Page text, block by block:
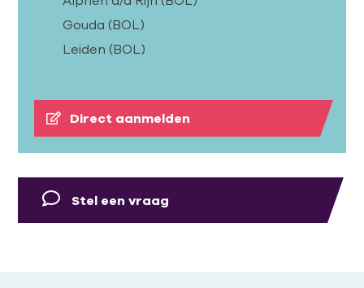
Gouda (BOL)
Leiden (BOL)
Direct aanmelden
Stel een vraag